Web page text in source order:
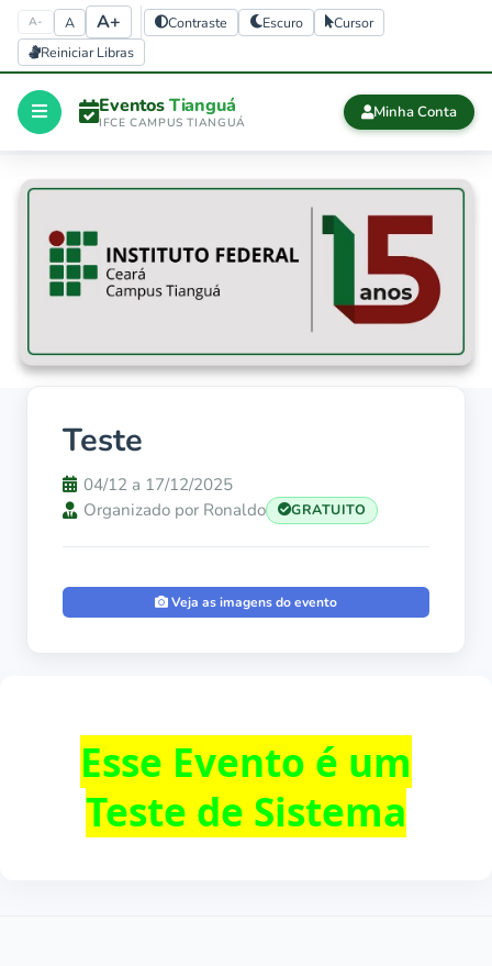
A- A A+ Contraste Escuro
Cursor
Reiniciar Libras
CERTIFICADOS
history
Sair
EventosTianguá
IFCE CAMPUS TIANGUÁ
Minha Conta
Teste
04/12 a 17/12/2025
Organizado por Ronaldo
GRATUITO
Veja as imagens do evento
Esse Evento é um
Teste de Sistema